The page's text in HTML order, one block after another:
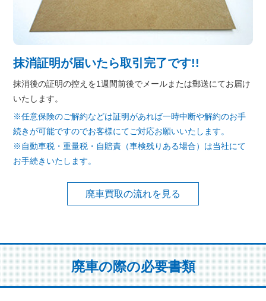
抹消証明が届いたら取引完了です!!
抹消後の証明の控えを1週間前後でメールまたは郵送にてお届け
いたします。
※任意保険のご解約などは証明があれば一時中断や解約のお手
続きが可能ですのでお客様にてご対応お願いいたします。
※自動車税・重量税・自賠責（車検残りある場合）は当社にて
お手続きいたします。
廃車買取の流れを見る
廃車の際の必要書類